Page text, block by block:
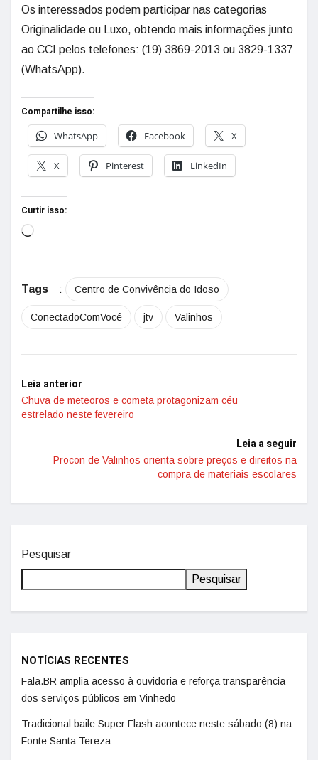
Os interessados podem participar nas categorias
Originalidade ou Luxo, obtendo mais informações junto
ao CCI pelos telefones: (19) 3869-2013 ou 3829-1337
(WhatsApp).
Compartilhe isso:
WhatsApp
Facebook X
X Pinterest LinkedIn
Curtir isso:
Tags : Centro de Convivência do Idoso
ConectadoComVocê jtv Valinhos
Leia anterior
Chuva de meteoros e cometa protagonizam céu
estrelado neste fevereiro
Leia a seguir
Procon de Valinhos orienta sobre preços e direitos na
compra de materiais escolares
Pesquisar
Pesquisar
NOTÍCIAS RECENTES
Fala.BR amplia acesso à ouvidoria e reforça transparência
dos serviços públicos em Vinhedo
Tradicional baile Super Flash acontece neste sábado (8) na
Fonte Santa Tereza